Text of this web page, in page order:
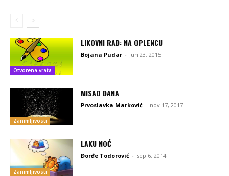
Otvorena vrata
LIKOVNI RAD: NA OPLENCU
Bojana Pudar - jun 23, 2015
Zanimljivosti
MISAO DANA
Prvoslavka Marković - nov 17, 2017
Zanimljivosti
LAKU NOĆ
Đorđe Todorović - sep 6, 2014